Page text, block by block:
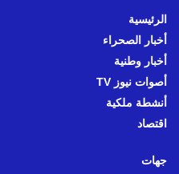
الرئيسية
أخبار الصحراء
أخبار وطنية
أصوات نيوز TV
أنشطة ملكية
اقتصاد
جهات